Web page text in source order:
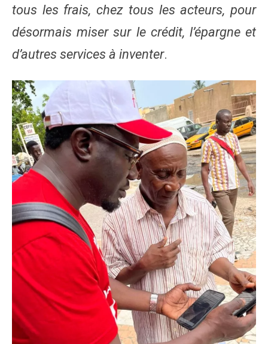
tous les frais, chez tous les acteurs, pour
désormais miser sur le crédit, l’épargne et
d’autres services à inventer.